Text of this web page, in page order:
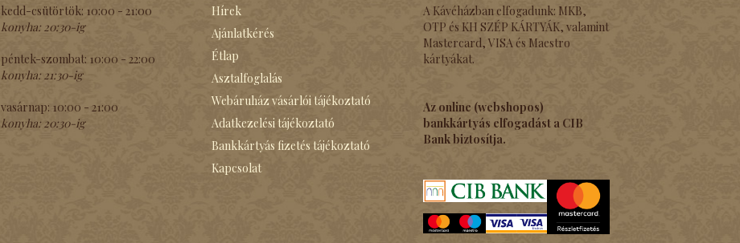
kedd-csütörtök: 10:00 - 21:00
konyha:20:30-ig
péntek-szombat: 10:00 - 22:00
konyha:21:30-ig
vasárnap: 10:00 - 21:00
konyha: 20:30-ig
Hírek
Ajánlatkérés
Étlap
Asztalfoglalás
Webáruház vásárlói tájékoztató
Adatkezelési tájékoztató
Bankkártyás fizetés tájékoztató
Kapcsolat
A Kávéházban elfogadunk: MKB,
OTP és KH SZÉP KÁRTYÁK, valamint
Mastercard, VISA és Maestro
kártyákat.
Az online (webshopos)
bankkártyás elfogadást a CIB
Bank biztosítja.